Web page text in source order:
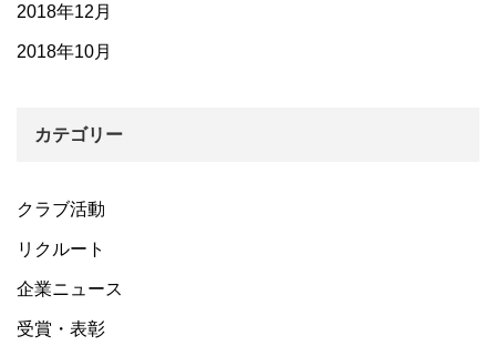
2018年12月
2018年10月
カテゴリー
クラブ活動
リクルート
企業ニュース
受賞・表彰